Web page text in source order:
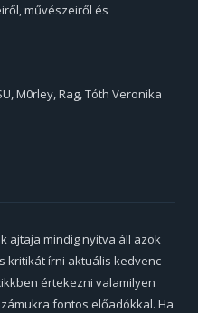
művészeiről és
M0rley, Rag, Tóth Veronika
ajtaja mindig nyitva áll azok
kritikát írni aktuális kedvenc
értekezni valamilyen
fontos előadókkal. Ha